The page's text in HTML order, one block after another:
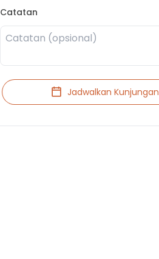
Catatan
Jadwalkan Kunjungan